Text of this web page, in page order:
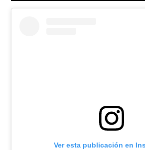
Ver esta publicación en